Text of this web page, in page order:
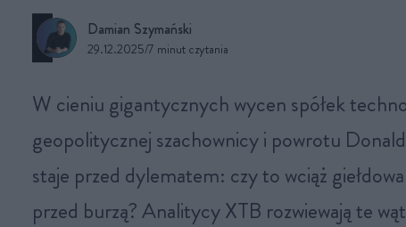
Damian Szymański
29.12.2025/7 minut czytania
W cieniu gigantycznych wycen spółek technologicznych,
geopolitycznej szachownicy i powrotu
staje przed dylematem: czy to wciąż
przed burzą? Analitycy XTB rozwiewają te